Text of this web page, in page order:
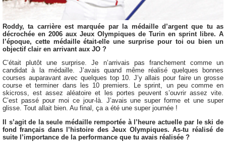
Roddy, ta carrière est marquée par la médaille d’argent que tu as
décrochée en 2006 aux Jeux Olympiques de Turin en sprint libre. A
l’époque, cette médaille était-elle une surprise pour toi ou bien un
objectif clair en arrivant aux JO ?
C’était plutôt une surprise. Je n’arrivais pas franchement comme un
candidat à la médaille. J’avais quand même réalisé quelques bonnes
courses auparavant avec quelques top 10. J’y allais pour faire un grosse
course et terminer dans les 10 premiers. Le sprint, un peu comme en
skicross, est assez aléatoire et les portes peuvent s’ouvrir assez vite.
C’est passé pour moi ce jour-là. J’avais une super forme et une super
glisse. Tout allait bien. Au final, ça a été une super journée !
Il s’agit de la seule médaille remportée à l’heure actuelle par le ski de
fond français dans l’histoire des Jeux Olympiques. As-tu réalisé de
suite l’importance de la performance que tu avais réalisée ?